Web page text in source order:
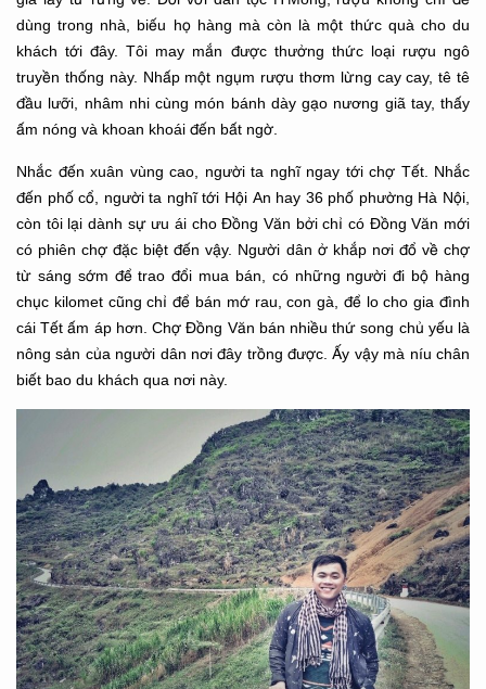
dùng trong nhà, biếu họ hàng mà còn là một thức quà cho du
khách tới đây. Tôi may mắn được thưởng thức loại rượu ngô
truyền thống này. Nhấp một ngụm rượu thơm lừng cay cay, tê tê
đầu lưỡi, nhâm nhi cùng món bánh dày gạo nương giã tay, thấy
ấm nóng và khoan khoái đến bất ngờ.
Nhắc đến xuân vùng cao, người ta nghĩ ngay tới chợ Tết. Nhắc
đến phố cổ, người ta nghĩ tới Hội An hay 36 phố phường Hà Nội,
còn tôi lại dành sự ưu ái cho Đồng Văn bởi chỉ có Đồng Văn mới
có phiên chợ đặc biệt đến vậy. Người dân ở khắp nơi đổ về chợ
từ sáng sớm để trao đổi mua bán, có những người đi bộ hàng
chục kilomet cũng chỉ để bán mớ rau, con gà, để lo cho gia đình
cái Tết ấm áp hơn. Chợ Đồng Văn bán nhiều thứ song chủ yếu là
nông sản của người dân nơi đây trồng được. Ấy vậy mà níu chân
biết bao du khách qua nơi này.